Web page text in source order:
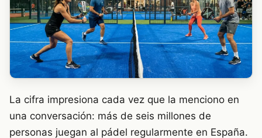
La cifra impresiona cada vez que la menciono en
una conversación: más de seis millones de
personas juegan al pádel regularmente en España.